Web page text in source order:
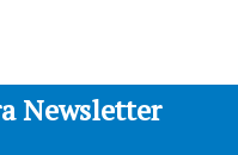
Newsletter